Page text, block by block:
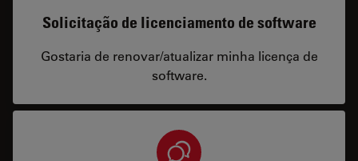
Solicitação de licenciamento de software
Gostaria de renovar/atualizar minha licença de
software.